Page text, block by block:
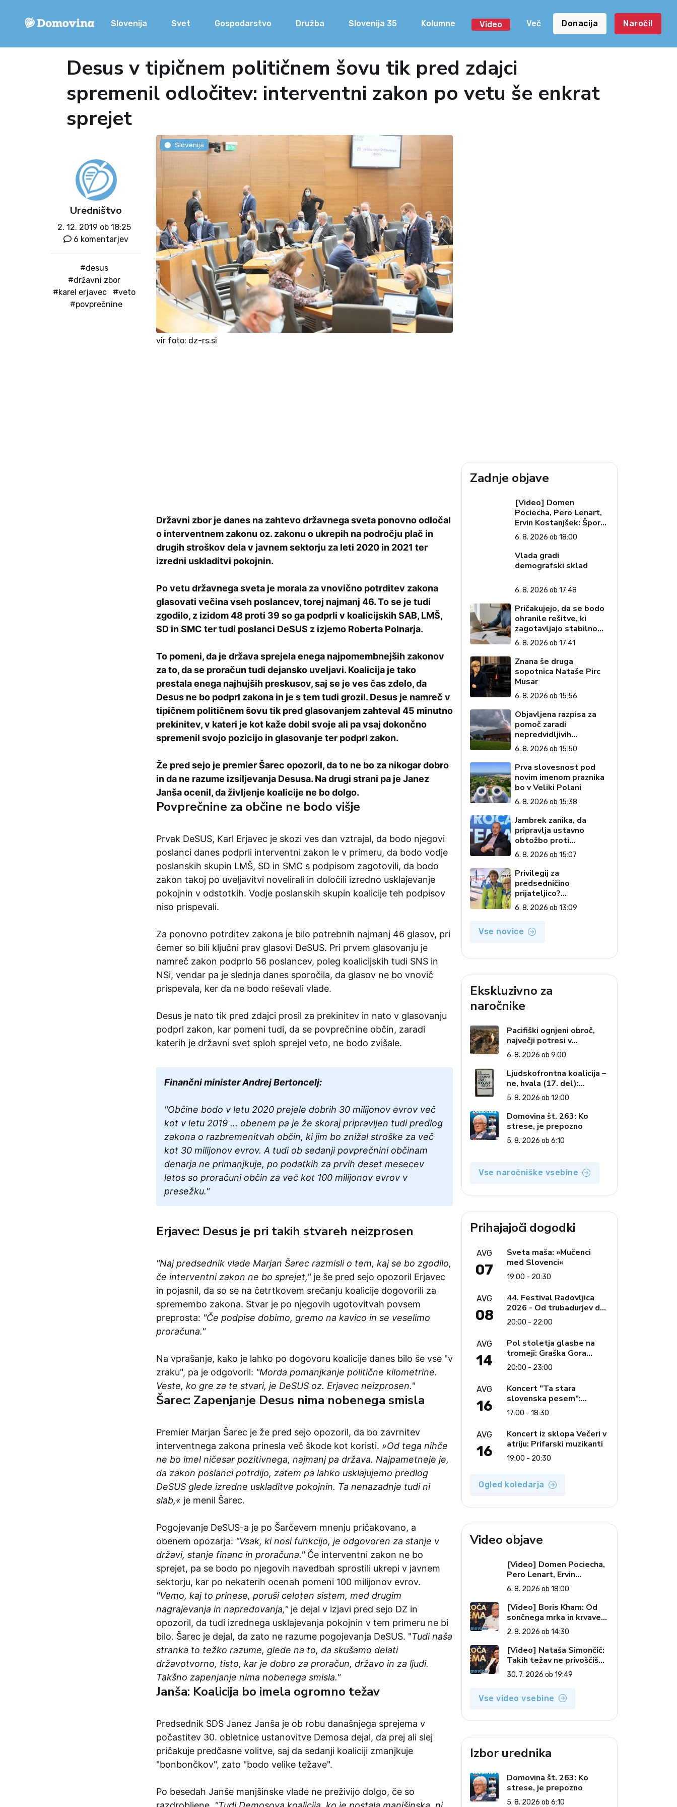
Slovenija Svet Gospodarstvo Družba Slovenija 35 Kolumne Video Več Donacija Naroči!
Desus v tipičnem političnem šovu tik pred zdajci
spremenil odločitev: interventni zakon po vetu še enkrat
sprejet
Uredništvo
2. 12. 2019 ob 18:25
6 komentarjev
#desus
#državni zbor
#karel erjavec
#veto
#povprečnine
vir foto: dz-rs.si
Slovenija
Državni zbor je danes na zahtevo državnega sveta ponovno odločal
o interventnem zakonu oz. zakonu o ukrepih na področju plač in
drugih stroškov dela v javnem sektorju za leti 2020 in 2021 ter
izredni uskladitvi pokojnin.
Po vetu državnega sveta je morala za vnovično potrditev zakona
glasovati večina vseh poslancev, torej najmanj 46. To se je tudi
zgodilo, z izidom 48 proti 39 so ga podprli v koalicijskih SAB, LMŠ,
SD in SMC ter tudi poslanci DeSUS z izjemo Roberta Polnarja.
To pomeni, da je država sprejela enega najpomembnejših zakonov
za to, da se proračun tudi dejansko uveljavi. Koalicija je tako
prestala enega najhujših preskusov, saj se je ves čas zdelo, da
Desus ne bo podprl zakona in je s tem tudi grozil. Desus je namreč v
tipičnem političnem šovu tik pred glasovanjem zahteval 45 minutno
prekinitev, v kateri je kot kaže dobil svoje ali pa vsaj dokončno
spremenil svojo pozicijo in glasovanje ter podprl zakon.
Že pred sejo je premier Šarec opozoril, da to ne bo za nikogar dobro
in da ne razume izsiljevanja Desusa. Na drugi strani pa je Janez
Janša ocenil, da življenje koalicije ne bo dolgo.
Povprečnine za občine ne bodo višje
Prvak DeSUS, Karl Erjavec je skozi ves dan vztrajal, da bodo njegovi
poslanci danes podprli interventni zakon le v primeru, da bodo vodje
poslanskih skupin LMŠ, SD in SMC s podpisom zagotovili, da bodo
zakon takoj po uveljavitvi novelirali in določili izredno usklajevanje
pokojnin v odstotkih. Vodje poslanskih skupin koalicije teh podpisov
niso prispevali.
Za ponovno potrditev zakona je bilo potrebnih najmanj 46 glasov, pri
čemer so bili ključni prav glasovi DeSUS. Pri prvem glasovanju je
namreč zakon podprlo 56 poslancev, poleg koalicijskih tudi SNS in
NSi, vendar pa je slednja danes sporočila, da glasov ne bo vnovič
prispevala, ker da ne bodo reševali vlade.
Desus je nato tik pred zdajci prosil za prekinitev in nato v glasovanju
podprl zakon, kar pomeni tudi, da se povprečnine občin, zaradi
katerih je državni svet sploh sprejel veto, ne bodo zvišale.
Finančni minister Andrej Bertoncelj:
"Občine bodo v letu 2020 prejele dobrih 30 milijonov evrov več
kot v letu 2019 ... obenem pa je že skoraj pripravljen tudi predlog
zakona o razbremenitvah občin, ki jim bo znižal stroške za več
kot 30 milijonov evrov. A tudi ob sedanji povprečnini občinam
denarja ne primanjkuje, po podatkih za prvih deset mesecev
letos so proračuni občin za več kot 100 milijonov evrov v
presežku."
Erjavec: Desus je pri takih stvareh neizprosen
"Naj predsednik vlade Marjan Šarec razmisli o tem, kaj se bo zgodilo,
če interventni zakon ne bo sprejet,"je še pred sejo opozoril Erjavec
in pojasnil, da so se na četrtkovem srečanju koalicije dogovorili za
spremembo zakona. Stvar je po njegovih ugotovitvah povsem
preprosta: "Če podpise dobimo, gremo na kavico in se veselimo
proračuna."
Na vprašanje, kako je lahko po dogovoru koalicije danes bilo še vse "v
zraku", pa je odgovoril: "Morda pomanjkanje politične kilometrine.
Veste, ko gre za te stvari, je DeSUS oz. Erjavec neizprosen."
Šarec: Zapenjanje Desus nima nobenega smisla
Premier Marjan Šarec je že pred sejo opozoril, da bo zavrnitev
interventnega zakona prinesla več škode kot koristi. »Od tega nihče
ne bo imel ničesar pozitivnega, najmanj pa država. Najpametneje je,
da zakon poslanci potrdijo, zatem pa lahko usklajujemo predlog
DeSUS glede izredne uskladitve pokojnin. Ta nenazadnje tudi ni
slab,« je menil Šarec.
Pogojevanje DeSUS-a je po Šarčevem mnenju pričakovano, a
obenem opozarja: "Vsak, ki nosi funkcijo, je odgovoren za stanje v
državi, stanje financ in proračuna." Če interventni zakon ne bo
sprejet, pa se bodo po njegovih navedbah sprostili ukrepi v javnem
sektorju, kar po nekaterih ocenah pomeni 100 milijonov evrov.
"Vemo, kaj to prinese, poruši celoten sistem, med drugim
nagrajevanja in napredovanja,"je dejal v izjavi pred sejo DZ in
opozoril, da tudi izrednega usklajevanja pokojnin v tem primeru ne bi
bilo. Šarec je dejal, da zato ne razume pogojevanja DeSUS. "Tudi naša
stranka to težko razume, glede na to, da skušamo delati
državotvorno, tisto, kar je dobro za proračun, državo in za ljudi.
Takšno zapenjanje nima nobenega smisla."
Janša: Koalicija bo imela ogromno težav
Predsednik SDS Janez Janša je ob robu današnjega sprejema v
počastitev 30. obletnice ustanovitve Demosa dejal, da prej ali slej
pričakuje predčasne volitve, saj da sedanji koaliciji zmanjkuje
"bonbončkov", zato "bodo velike težave".
Po besedah Janše manjšinske vlade ne preživijo dolgo, če so
Zadnje objave
[Video] Domen
Pociecha, Pero Lenart,
Ervin Kostanjšek: Šport
specialcev (Vroča tema,
6. 8. 2026)
6. 8. 2026 ob 18:00
Vlada gradi
demografski sklad
6. 8. 2026 ob 17:48
Pričakujejo, da se bodo
ohranile rešitve, ki
zagotavljajo stabilno
davčno okolje
6. 8. 2026 ob 17:41
Znana še druga
sopotnica Nataše Pirc
Musar
6. 8. 2026 ob 15:56
Objavljena razpisa za
pomoč zaradi
nepredvidljivih
dogodkov na kmetiji
6. 8. 2026 ob 15:50
Prva slovesnost pod
novim imenom praznika
bo v Veliki Polani
6. 8. 2026 ob 15:38
Jambrek zanika, da
pripravlja ustavno
obtožbo proti
predsednici: To je
popolnoma neresnična
informacija
6. 8. 2026 ob 15:07
Privilegij za
predsedničino
prijateljico?
Krivolutskaya kljub
zaporni kazni prišla do
6. 8. 2026 ob 13:09
Vse novice
Ekskluzivno za
naročnike
Pacifiški ognjeni obroč,
največji potresi v
zgodovini in cena pozabe
6. 8. 2026 ob 9:00
Ljudskofrontna koalicija –
ne, hvala (17. del):
Priprave na sestop z
oblasti – dvorska
opozicija 6: Gramsci na
delu: Revija 2000 in
revolucionarna izvotlitev
krščanstva
5. 8. 2026 ob 12:00
Domovina št. 263: Ko
strese, je prepozno
5. 8. 2026 ob 6:10
Vse naročniške vsebine
Prihajajoči dogodki
AVG
07
Sveta maša: »Mučenci
med Slovenci«
19:00 - 20:30
AVG
08
44. Festival Radovljica
2026 - Od trubadurjev do
Brahmsa
20:00 - 22:00
AVG
14
Pol stoletja glasbe na
tromeji: Graška Gora
obeležuje 50. jubilejni
festival narodno-zabavne
glasbe
20:00 - 23:00
AVG
16
Koncert "Ta stara
slovenska pesem":
Ljudski pevci Jezerci
17:00 - 18:30
AVG
16
Koncert iz sklopa Večeri v
atriju: Prifarski muzikanti
19:00 - 20:30
Ogled koledarja
Video objave
[Video] Domen Pociecha,
Pero Lenart, Ervin
Kostanjšek: Šport
specialcev (Vroča tema, 6.
8. 2026)
6. 8. 2026 ob 18:00
[Video] Boris Kham: Od
sončnega mrka in krvave
lune do slovenskih
pečatov v vesolju (Vroča
tema, 2. 8. 2026)
2. 8. 2026 ob 14:30
[Video] Nataša Simončič:
Takih težav ne privoščiš
nikomur (Vroča tema, 30.
7. 2026)
30. 7. 2026 ob 19:49
Vse video vsebine
Izbor urednika
Domovina št. 263: Ko
strese, je prepozno
5. 8. 2026 ob 6:10